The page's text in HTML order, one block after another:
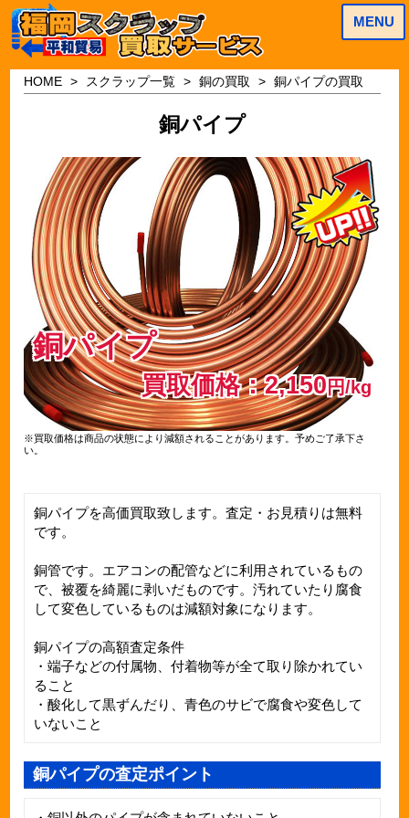
MENU
HOME スクラップ一覧 銅の買取 銅パイプの買取
銅パイプ
銅パイプ
買取価格：2,150円/kg
※買取価格は商品の状態により減額されることがあります。予めご了承下さ
い。
銅パイプを高価買取致します。査定・お見積りは無料
です。
銅管です。エアコンの配管などに利用されているもの
で、被覆を綺麗に剥いだものです。汚れていたり腐食
して変色しているものは減額対象になります。
銅パイプの高額査定条件
・端子などの付属物、付着物等が全て取り除かれてい
ること
・酸化して黒ずんだり、青色のサビで腐食や変色して
いないこと
銅パイプの査定ポイント